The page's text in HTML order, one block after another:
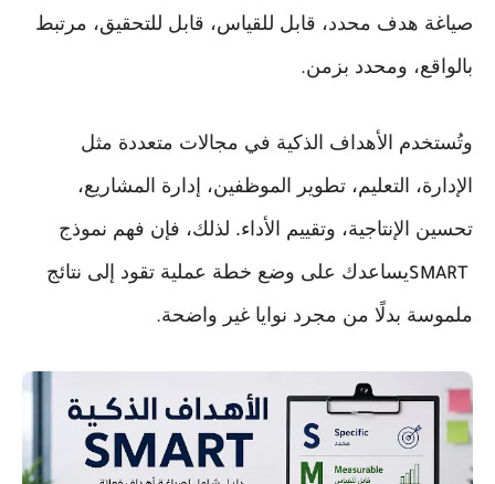
صياغة هدف محدد، قابل للقياس، قابل للتحقيق، مرتبط
بالواقع، ومحدد بزمن.
وتُستخدم الأهداف الذكية في مجالات متعددة مثل
الإدارة، التعليم، تطوير الموظفين، إدارة المشاريع،
تحسين الإنتاجية، وتقييم الأداء. لذلك، فإن فهم نموذج
SMARTيساعدك على وضع خطة عملية تقود إلى نتائج
ملموسة بدلًا من مجرد نوايا غير واضحة.